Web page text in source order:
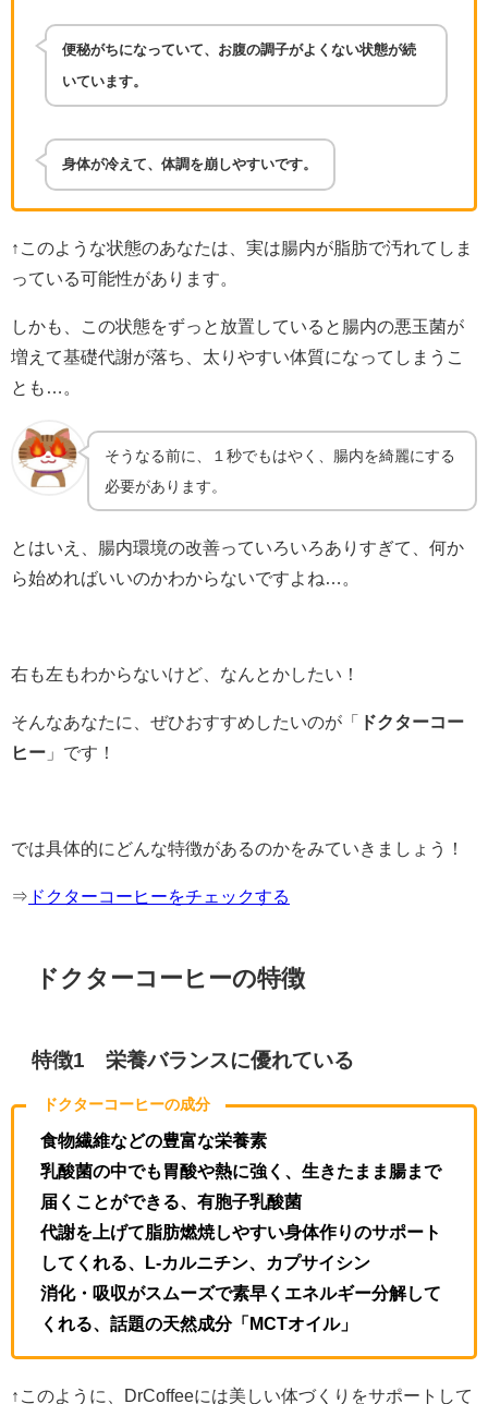
便秘がちになっていて、お腹の調子がよくない状態が続
いています。
身体が冷えて、体調を崩しやすいです。
↑このような状態のあなたは、実は腸内が脂肪で汚れてしま
っている可能性があります。
しかも、この状態をずっと放置していると腸内の悪玉菌が
増えて基礎代謝が落ち、太りやすい体質になってしまうこ
とも…。
そうなる前に、１秒でもはやく、腸内を綺麗にする
必要があります。
とはいえ、腸内環境の改善っていろいろありすぎて、何か
ら始めればいいのかわからないですよね…。
右も左もわからないけど、なんとかしたい！
そんなあなたに、ぜひおすすめしたいのが「
ドクターコー
ヒー 」です！
では具体的にどんな特徴があるのかをみていきましょう！
⇒ ドクターコーヒーをチェックする
ドクターコーヒーの特徴
特徴1栄養バランスに優れている
ドクターコーヒーの成分
食物繊維などの豊富な栄養素
乳酸菌の中でも胃酸や熱に強く、生きたまま腸まで
届くことができる、有胞子乳酸菌
代謝を上げて脂肪燃焼しやすい身体作りのサポート
してくれる、L-カルニチン、カプサイシン
消化・吸収がスムーズで素早くエネルギー分解して
くれる、話題の天然成分「MCTオイル」
↑ このように、DrCoffeeには美しい体づくりをサポートして